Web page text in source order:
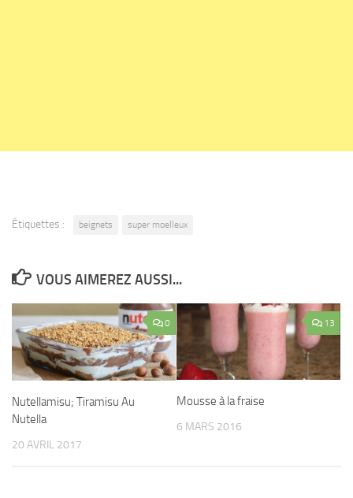
Étiquettes : beignets super moelleux
VOUS AIMEREZ AUSSI...
0
Nutellamisu; Tiramisu Au
Nutella
20 AVRIL 2017
13
Mousse à la fraise
6 MARS 2016